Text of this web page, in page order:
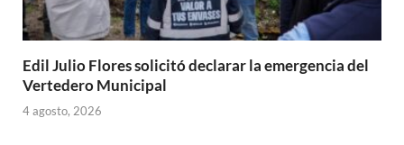
Edil Julio Flores solicitó declarar la emergencia del
Vertedero Municipal
4 agosto, 2026